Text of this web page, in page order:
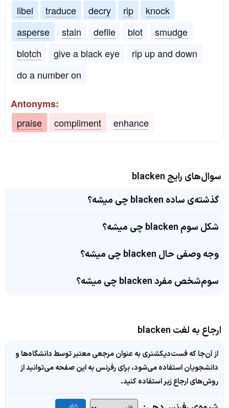
libel
traduce decry rip
knock
asperse
stain defile blot
smudge
blotch
give a black eye
rip up and down
do a number on
Antonyms:
praise
compliment enhance
سوال‌های رایج blacken
گذشته‌ی ساده blacken چی میشه؟
شکل سوم blacken چی میشه؟
وجه وصفی حال blacken چی میشه؟
سوم‌شخص مفرد blacken چی میشه؟
ارجاع به لغت blacken
از آن‌جا که فست‌دیکشنری به عنوان مرجعی معتبر توسط دانشگاه‌ها و
دانشجویان استفاده می‌شود، برای رفرنس به این صفحه می‌توانید از
روش‌های ارجاع زیر استفاده کنید.